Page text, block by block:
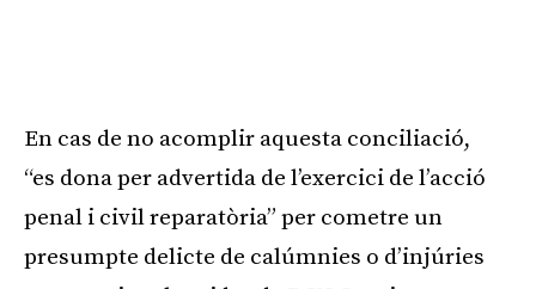
En cas de no acomplir aquesta conciliació,
“es dona per advertida de l’exercici de l’acció
penal i civil reparatòria” per cometre un
presumpte delicte de calúmnies o d’injúries